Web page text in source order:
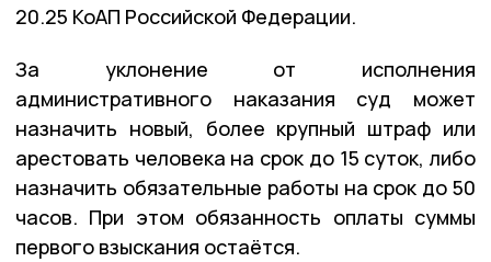
20.25 КоАП Российской Федерации.
За уклонение от исполнения
административного наказания суд может
назначить новый, более крупный штраф или
арестовать человека на срок до 15 суток, либо
назначить обязательные работы на срок до 50
часов. При этом обязанность оплаты суммы
первого взыскания остаётся.